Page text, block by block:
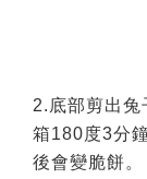
2.底部剪出兔
箱180度3分
後會變脆餅。